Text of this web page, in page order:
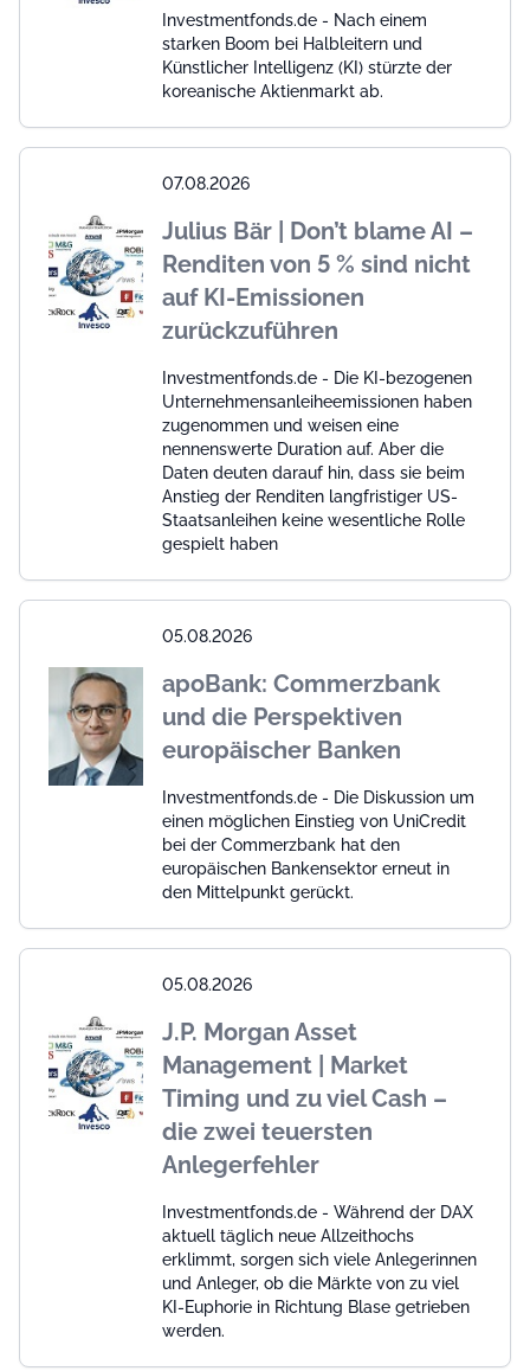
Investmentfonds.de - Nach einem
starken Boom bei Halbleitern und
Künstlicher Intelligenz (KI) stürzte der
koreanische Aktienmarkt ab.
07.08.2026
Julius Bär | Don’t blame AI –
Renditen von 5 % sind nicht
auf KI-Emissionen
zurückzuführen
Investmentfonds.de - Die KI-bezogenen
Unternehmensanleiheemissionen haben
zugenommen und weisen eine
nennenswerte Duration auf. Aber die
Daten deuten darauf hin, dass sie beim
Anstieg der Renditen langfristiger US-
Staatsanleihen keine wesentliche Rolle
gespielt haben
05.08.2026
apoBank: Commerzbank
und die Perspektiven
europäischer Banken
Investmentfonds.de - Die Diskussion um
einen möglichen Einstieg von UniCredit
bei der Commerzbank hat den
europäischen Bankensektor erneut in
den Mittelpunkt gerückt.
05.08.2026
J.P. Morgan Asset
Management | Market
Timing und zu viel Cash –
die zwei teuersten
Anlegerfehler
Investmentfonds.de - Während der DAX
aktuell täglich neue Allzeithochs
erklimmt, sorgen sich viele Anlegerinnen
und Anleger, ob die Märkte von zu viel
KI-Euphorie in Richtung Blase getrieben
werden.